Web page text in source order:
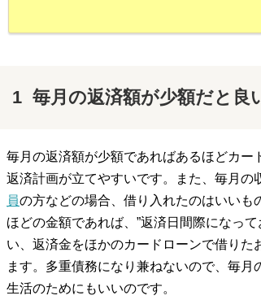
毎月の返済額が少額だと良
毎月の返済額が少額であればあるほどカー
返済計画が立てやすいです。また、毎月の
員の方などの場合、借り入れたのはいいも
ほどの金額であれば、”返済日間際になっ
い、返済金をほかのカードローンで借りた
ます。多重債務になり兼ねないので、毎
生活のためにもいいのです。